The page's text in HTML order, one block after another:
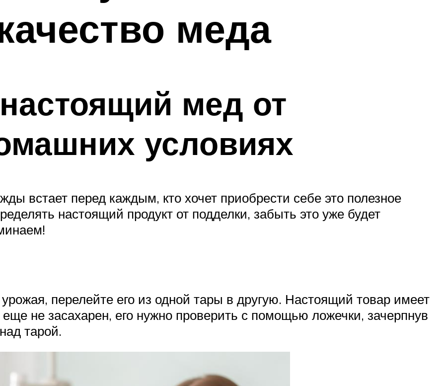
меда
мед от
условиях
встает перед каждым, кто хочет приобрести себе это полезное
настоящий продукт от подделки, забыть это уже будет
перелейте его из одной тары в другую. Настоящий товар имеет
не засахарен, его нужно проверить с помощью ложечки, зачерпнув
тарой.